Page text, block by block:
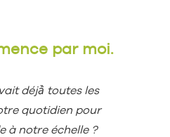
par moi.
déjà̀ toutes les
quotidien pour
à notre échelle ?